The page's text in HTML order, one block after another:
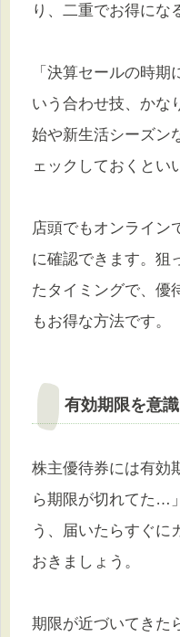
り、二重でお得にな
「決算セールの時
いう合わせ技、かな
始や新生活シーズン
ェックしておくとい
店頭でもオンライン
に確認できます。狙
たタイミングで、優
もお得な方法です。
有効期限を意
株主優待券には有効
ら期限が切れてた…
う、届いたらすぐに
おきましょう。
期限が近づいてきた